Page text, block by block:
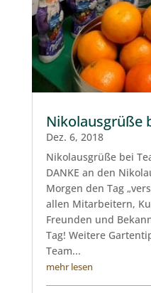
Nikolausgrüße
Dez. 6, 2018
Nikolausgrüße bei
DANKE an den
Morgen den Tag
allen Mitarbeitern,
Freunden und
Tag! Weitere
Team...
mehr lesen